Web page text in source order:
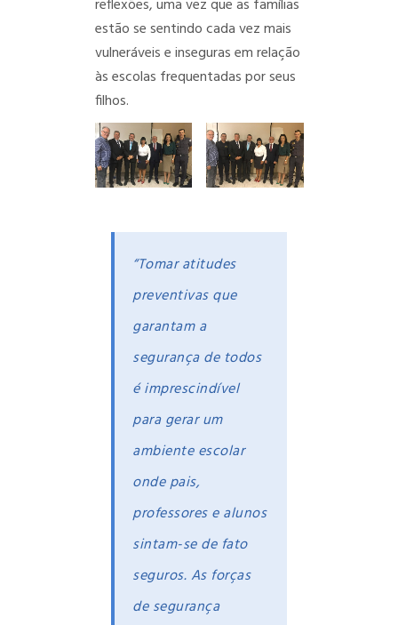
reflexões, uma vez que as famílias
estão se sentindo cada vez mais
vulneráveis e inseguras em relação
às escolas frequentadas por seus
filhos.
“Tomar atitudes
preventivas que
garantam a
segurança de todos
é imprescindível
para gerar um
ambiente escolar
onde pais,
professores e alunos
sintam-se de fato
seguros. As forças
de segurança